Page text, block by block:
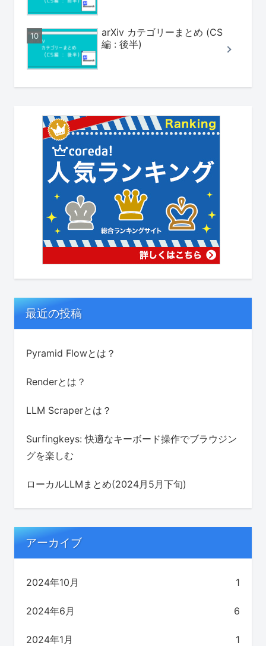
arXiv カテゴリーまとめ (CS
編 : 後半)
最近の投稿
Pyramid Flowとは？
Renderとは？
LLM Scraperとは？
Surfingkeys: 快適なキーボード操作でブラウジン
グを楽しむ
ローカルLLMまとめ(2024月5月下旬)
アーカイブ
2024年10月 1
2024年6月 6
2024年1月 1